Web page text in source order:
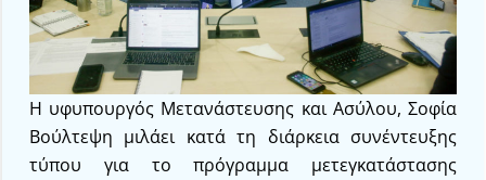
Η υφυπουργός Μετανάστευσης και Ασύλου, Σοφία
Βούλτεψη μιλάει κατά τη διάρκεια συνέντευξης
τύπου για το πρόγραμμα μετεγκατάστασης